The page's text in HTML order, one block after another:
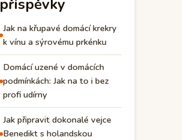
příspěvky
Jak na křupavé domácí krekry
k vínu a sýrovému prkénku
Domácí uzené v domácích
podmínkách: Jak na to i bez
profi udírny
Jak připravit dokonalé vejce
Benedikt s holandskou